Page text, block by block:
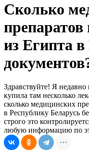
Сколько
из Египта в
Здравствуйте! Я недавно
купила там несколько
сколько медицинских
в Республику Беларусь
строго это
любую информацию по